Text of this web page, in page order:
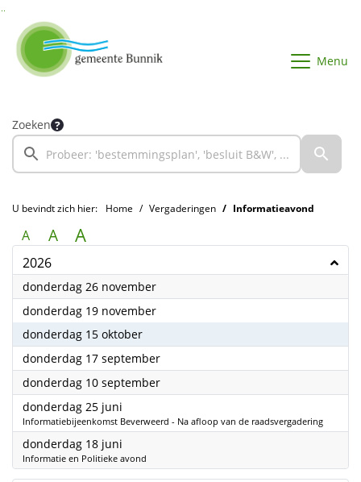
Menu
Zoeken
U bevindt zich hier: Home Vergaderingen Informatieavond
A A A
2026
donderdag 26 november2026
donderdag 19 november2026
donderdag 15 oktober2026
donderdag 17 september2026
donderdag 10 september2026
donderdag 25 juni
Informatiebijeenkomst Beverweerd - Na afloop van de raadsvergadering
donderdag 18 juni
Informatie en Politieke avond